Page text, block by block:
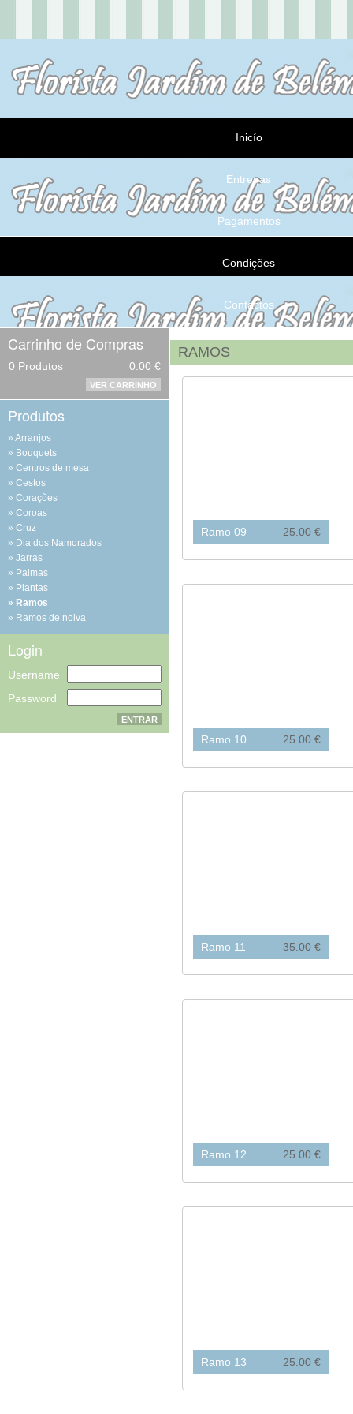
Inicío
Entregas
Pagamentos
Condições
Contactos
Carrinho de Compras
0 Produtos 0.00 €
VER CARRINHO
Produtos
Arranjos
Bouquets
Centros de mesa
Cestos
Corações
Coroas
Cruz
Dia dos Namorados
Jarras
Palmas
Plantas
Ramos
Ramos de noiva
Login
Username
Password
RAMOS
Ramo 09 25.00 €
Ramo 10 25.00 €
Ramo 11 35.00 €
Ramo 12 25.00 €
Ramo 13 25.00 €